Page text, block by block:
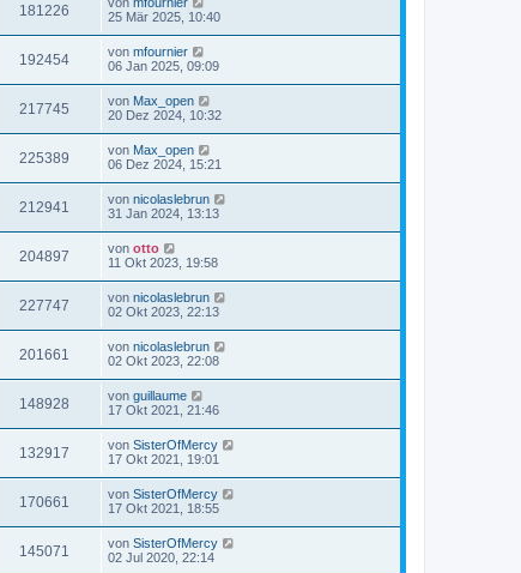
181226
25 Mär 2025, 10:40
192454 von mfournier
06 Jan 2025, 09:09
217745 von Max_open
20 Dez 2024, 10:32
225389 von Max_open
06 Dez 2024, 15:21
212941 von nicolaslebrun
31 Jan 2024, 13:13
204897 von otto
11 Okt 2023, 19:58
227747 von nicolaslebrun
02 Okt 2023, 22:13
201661 von nicolaslebrun
02 Okt 2023, 22:08
148928 von guillaume
17 Okt 2021, 21:46
132917 von SisterOfMercy
17 Okt 2021, 19:01
170661 von SisterOfMercy
17 Okt 2021, 18:55
145071 von SisterOfMercy
02 Jul 2020, 22:14